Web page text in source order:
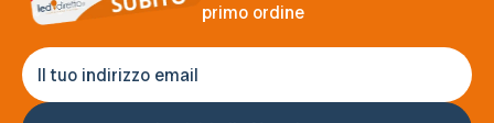
primo ordine